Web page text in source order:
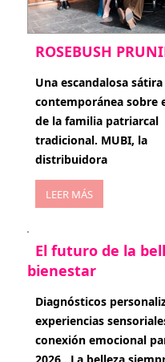
ROSEBUSH
enero 20, 2026
Una escandalosa sátira
contemporánea sobre
de la familia patriarcal
tradicional. MUBI, la
distribuidora
LEER MÁS
El futuro de la
bienestar
enero 15, 2026
Diagnósticos
experiencias
conexión emocional